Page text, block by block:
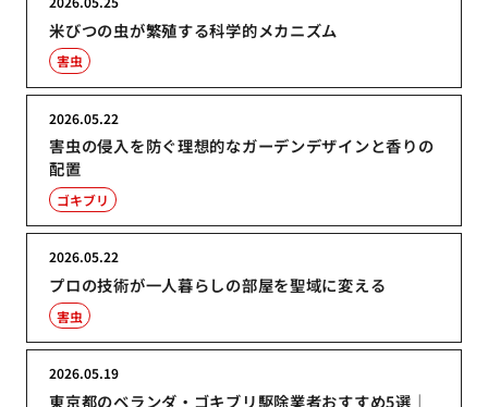
米びつの虫が繁殖する科学的メカニズム
害虫
害虫の侵入を防ぐ理想的なガーデンデザインと香りの
配置
2026.05.22
ゴキブリ
プロの技術が一人暮らしの部屋を聖域に変える
2026.05.22
害虫
東京都のベランダ・ゴキブリ駆除業者おすすめ5選｜
2026.05.19